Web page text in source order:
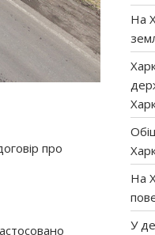
про
На
На
У